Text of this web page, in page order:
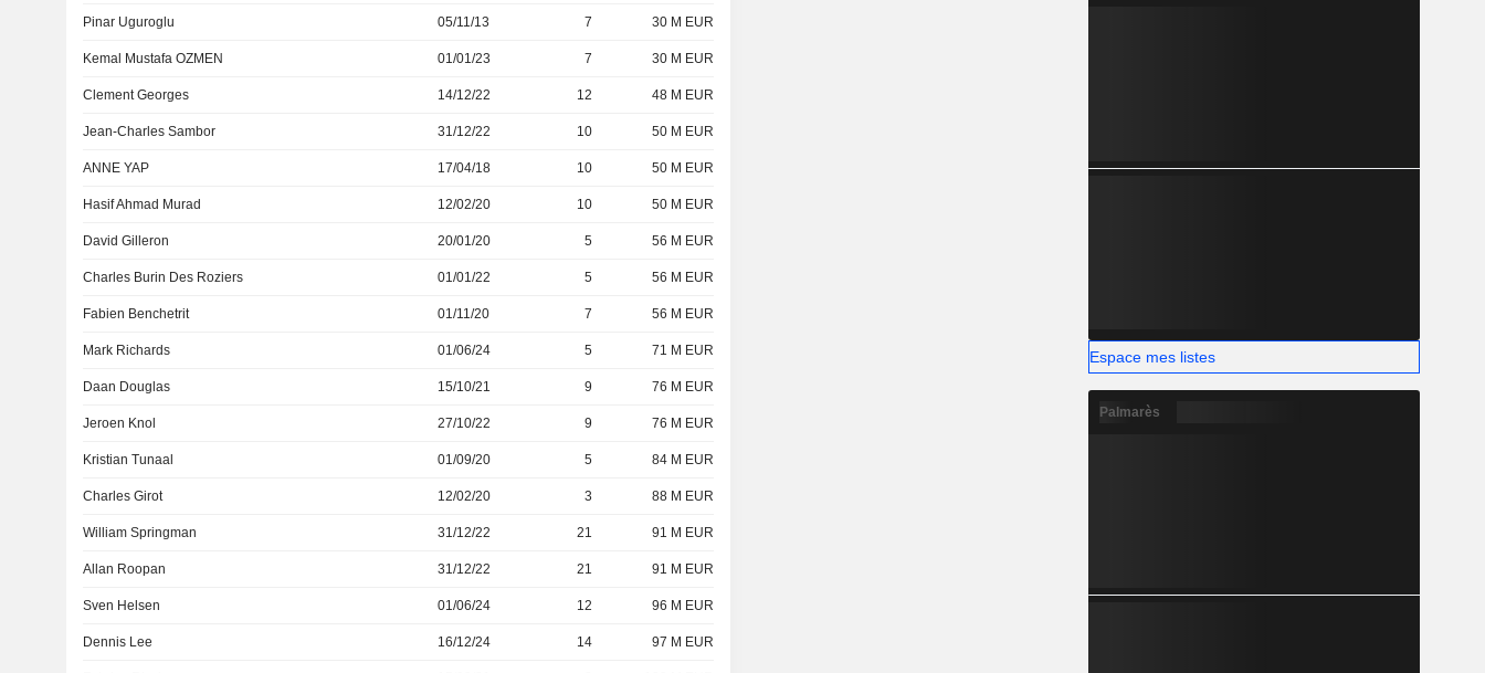
Pinar Uguroglu 05/11/13 7 30 M EUR
Kemal Mustafa OZMEN 01/01/23 7 30 M EUR
Clement Georges 14/12/22 12 48 M EUR
Jean-Charles Sambor 31/12/22 10 50 M EUR
ANNE YAP 17/04/18 10 50 M EUR
Hasif Ahmad Murad 12/02/20 10 50 M EUR
David Gilleron 20/01/20 5 56 M EUR
Charles Burin Des Roziers 01/01/22 5 56 M EUR
Fabien Benchetrit 01/11/20 7 56 M EUR
Mark Richards 01/06/24 5 71 M EUR
Daan Douglas 15/10/21 9 76 M EUR
Jeroen Knol 27/10/22 9 76 M EUR
Kristian Tunaal 01/09/20 5 84 M EUR
Charles Girot 12/02/20 3 88 M EUR
William Springman 31/12/22 21 91 M EUR
Allan Roopan 31/12/22 21 91 M EUR
Sven Helsen 01/06/24 12 96 M EUR
Dennis Lee 16/12/24 14 97 M EUR
Espace mes listes
Palmarès